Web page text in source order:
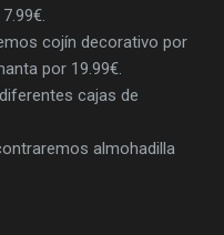
cojín decorativo por
por 19.99€.
cajas de
almohadilla